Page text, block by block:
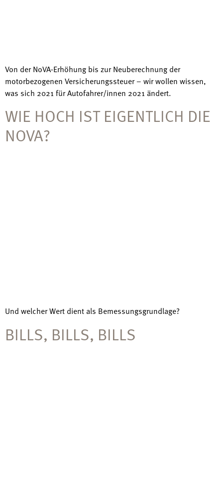
Von der NoVA-Erhöhung bis zur Neuberechnung der
motorbezogenen Versicherungssteuer – wir wollen wissen,
was sich 2021 für Autofahrer/innen 2021 ändert.
WIE HOCH IST EIGENTLICH DIE
NOVA?
Und welcher Wert dient als Bemessungsgrundlage?
BILLS, BILLS, BILLS